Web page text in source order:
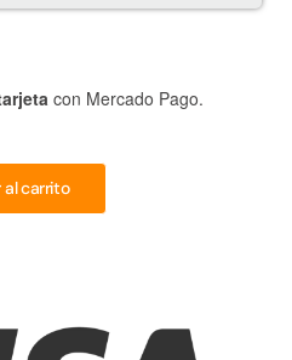
con Mercado Pago.
al carrito